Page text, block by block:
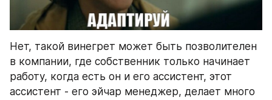
Нет, такой винегрет может быть позволителен
в компании, где собственник только начинает
работу, когда есть он и его ассистент, этот
ассистент - его эйчар менеджер, делает много